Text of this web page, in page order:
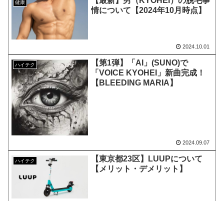
健康
情について【2024年10月時点】
2024.10.01
ハイテク
【第1弾】「AI」(SUNO)で
「VOICE KYOHEI」新曲完成！
【BLEEDING MARIA】
2024.09.07
ハイテク
【東京都23区】LUUPについて
【メリット・デメリット】